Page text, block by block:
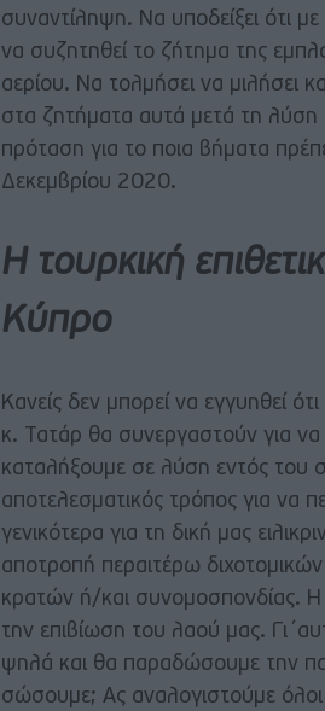
συναντίληψη. Να υποδείξει ότι
να συζητηθεί το ζήτημα της
αερίου. Να τολμήσει να μιλήσει
στα ζητήματα αυτά μετά τη
πρόταση για το ποια βήματα
Δεκεμβρίου 2020.
Η τουρκική
Κύπρο
Κανείς δεν μπορεί να εγγυηθεί
κ. Τατάρ θα συνεργαστούν για να
καταλήξουμε σε λύση εντός του
αποτελεσματικός τρόπος για να
γενικότερα για τη δική μας
αποτροπή περαιτέρω
κρατών ή/και συνομοσπονδίας. Η
την επιβίωση του λαού μας.
ψηλά και θα παραδώσουμε την
σώσουμε; Ας αναλογιστούμε